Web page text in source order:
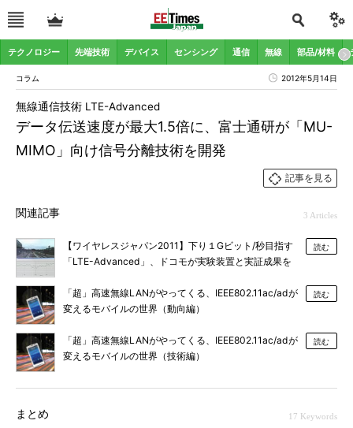
テクノロジー 先端技術 デバイス センシング 通信 無線 部品/材料
コラム 2012年5月14日
データ伝送速度が最大1.5倍に、富士通研が「MU-
MIMO」向け信号分離技術を開発
無線通信技術 LTE-Advanced
記事を見る
関連記事 3 Articles
【ワイヤレスジャパン2011】下り１Gビット/秒目指す
「LTE-Advanced」、ドコモが実験装置と実証成果を
読む
「超」高速無線LANがやってくる、IEEE802.11ac/adが
変えるモバイルの世界（動向編）
読む
「超」高速無線LANがやってくる、IEEE802.11ac/adが
変えるモバイルの世界（技術編）
読む
まとめ 17 Keywords